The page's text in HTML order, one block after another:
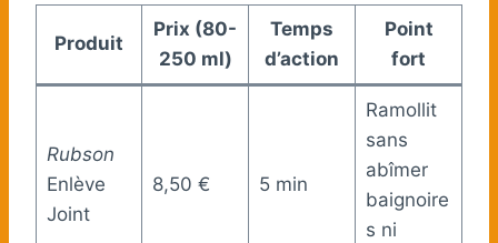
Produit
Prix (80-
250 ml)
Temps
d’action
Point
fort
Rubson
Enlève
Joint
8,50 € 5 min
Ramollit
sans
abîmer
baignoire
s ni